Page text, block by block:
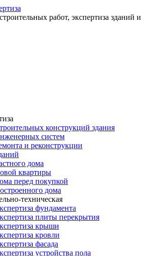
работ, экспертиза зданий и
конструкций здания
систем
и реконструкции
дома
квартиры
перед покупкой
дома
техническая
фундамента
плиты перекрытия
крыши
кровли
фасада
устройства пола